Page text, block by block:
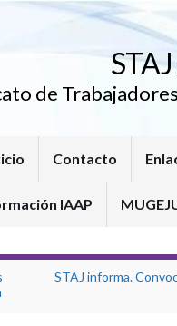
de
Contacto
IAAP
STAJ informa.